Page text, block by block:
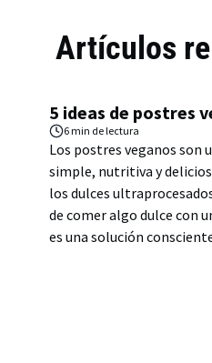
Artículos
5 ideas de postres
6 min de lectura
Los postres veganos son
simple, nutritiva y
los dulces
de comer algo dulce con
es una solución